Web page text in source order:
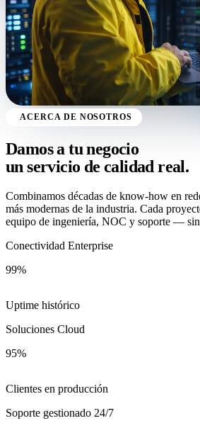
ACERCA DE NOSOTROS
Damos a tu negocio
un servicio de calidad real.
Combinamos décadas de know-how en
más modernas de la industria. Cada
equipo de ingeniería, NOC y soporte —
Conectividad Enterprise
99%
Uptime histórico
Soluciones Cloud
95%
Clientes en producción
Soporte gestionado 24/7